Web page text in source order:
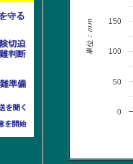
0
50
100
150
単位：ｍｍ